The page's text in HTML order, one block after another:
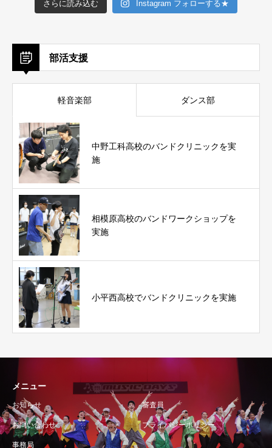
さらに読み込む Instagram フォローする★
部活支援
軽音楽部 ダンス部
中野工科高校のバンドクリニックを実
施
相模原高校のバンドワークショップを
実施
小平西高校でバンドクリニックを実施
メニュー
お知らせ 審査員
お問い合わせ プライバシーポリシー
事務局